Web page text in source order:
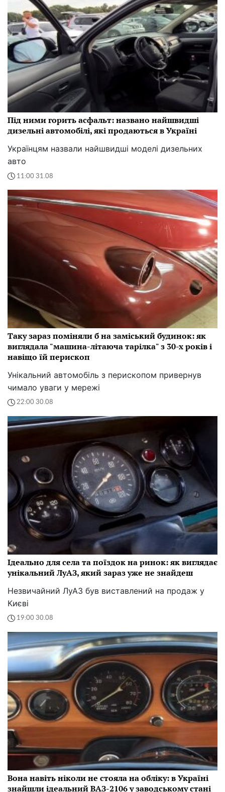
Під ними горить асфальт: названо найшвидші
дизельні автомобілі, які продаються в Україні
Українцям назвали найшвидші моделі дизельних
авто
11:00 31.08
Таку зараз поміняли б на заміський будинок: як
виглядала "машина-літаюча тарілка" з 30-х років і
навіщо їй перископ
Унікальний автомобіль з перископом привернув
чимало уваги у мережі
22:00 30.08
Ідеально для села та поїздок на ринок: як виглядає
унікальний ЛуАЗ, який зараз уже не знайдеш
Незвичайний ЛуАЗ був виставлений на продаж у
Києві
19:00 30.08
Вона навіть ніколи не стояла на обліку: в Україні
знайшли ідеальний ВАЗ-2106 у заводському стані